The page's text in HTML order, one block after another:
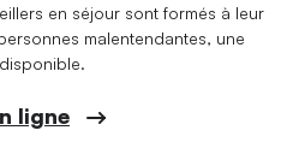
en séjour sont formés à leur
malentendantes, une
ligne